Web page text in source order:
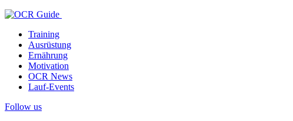
Training
Ausrüstung
Ernährung
Motivation
OCR News
Lauf-Events
Follow us